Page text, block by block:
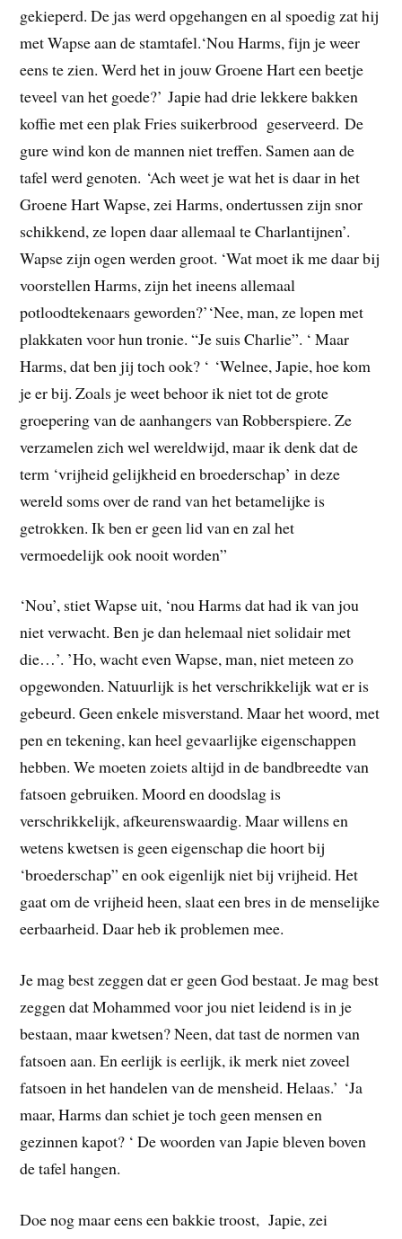
gekieperd. De jas werd opgehangen en al spoedig zat hij
met Wapse aan de stamtafel.‘Nou Harms, fijn je weer
eens te zien. Werd het in jouw Groene Hart een beetje
teveel van het goede?’ Japie had drie lekkere bakken
koffie met een plak Fries suikerbrood geserveerd. De
gure wind kon de mannen niet treffen. Samen aan de
tafel werd genoten. ‘Ach weet je wat het is daar in het
Groene Hart Wapse, zei Harms, ondertussen zijn snor
schikkend, ze lopen daar allemaal te Charlantijnen’.
Wapse zijn ogen werden groot. ‘Wat moet ik me daar bij
voorstellen Harms, zijn het ineens allemaal
potloodtekenaars geworden?’‘Nee, man, ze lopen met
plakkaten voor hun tronie. “Je suis Charlie”. ‘ Maar
Harms, dat ben jij toch ook? ‘ ‘Welnee, Japie, hoe kom
je er bij. Zoals je weet behoor ik niet tot de grote
groepering van de aanhangers van Robberspiere. Ze
verzamelen zich wel wereldwijd, maar ik denk dat de
term ‘vrijheid gelijkheid en broederschap’ in deze
wereld soms over de rand van het betamelijke is
getrokken. Ik ben er geen lid van en zal het
vermoedelijk ook nooit worden”
‘Nou’, stiet Wapse uit, ‘nou Harms dat had ik van jou
niet verwacht. Ben je dan helemaal niet solidair met
die…’. ’Ho, wacht even Wapse, man, niet meteen zo
opgewonden. Natuurlijk is het verschrikkelijk wat er is
gebeurd. Geen enkele misverstand. Maar het woord, met
pen en tekening, kan heel gevaarlijke eigenschappen
hebben. We moeten zoiets altijd in de bandbreedte van
fatsoen gebruiken. Moord en doodslag is
verschrikkelijk, afkeurenswaardig. Maar willens en
wetens kwetsen is geen eigenschap die hoort bij
‘broederschap” en ook eigenlijk niet bij vrijheid. Het
gaat om de vrijheid heen, slaat een bres in de menselijke
eerbaarheid. Daar heb ik problemen mee.
Je mag best zeggen dat er geen God bestaat. Je mag best
zeggen dat Mohammed voor jou niet leidend is in je
bestaan, maar kwetsen? Neen, dat tast de normen van
fatsoen aan. En eerlijk is eerlijk, ik merk niet zoveel
fatsoen in het handelen van de mensheid. Helaas.’ ‘Ja
maar, Harms dan schiet je toch geen mensen en
gezinnen kapot? ‘ De woorden van Japie bleven boven
de tafel hangen.
Doe nog maar eens een bakkie troost, Japie, zei